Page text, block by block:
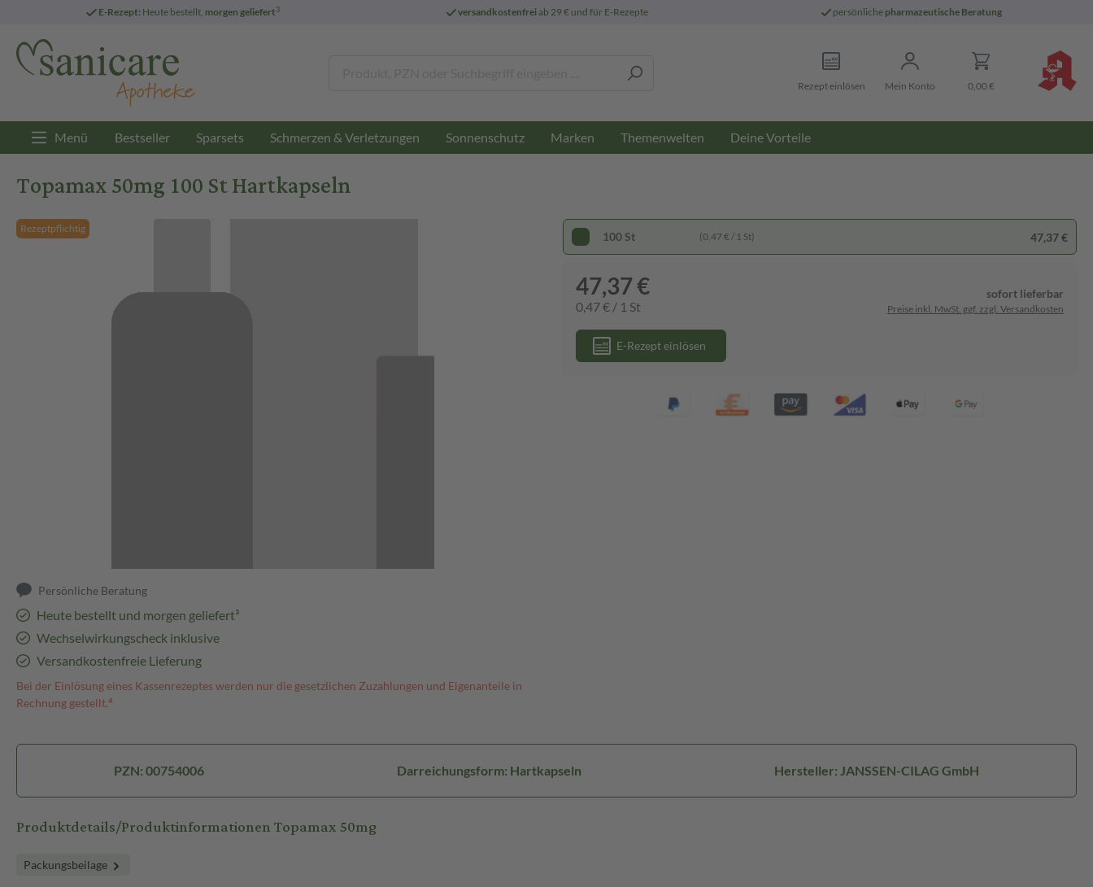
E-Rezept: Heute bestellt, morgen geliefert3 versandkostenfreiab 29 € und für E-Rezepte persönliche pharmazeutische Beratung
Rezept einlösen Mein Konto 0,00 €
Menü Bestseller Sparsets Schmerzen & Verletzungen Sonnenschutz Marken Themenwelten Deine Vorteile
Topamax 50mg 100 St Hartkapseln
Rezeptpflichtig
Persönliche Beratung
Heute bestellt und morgen geliefert³
Wechselwirkungscheck inklusive
Versandkostenfreie Lieferung
Bei der Einlösung eines Kassenrezeptes werden nur die gesetzlichen Zuzahlungen und Eigenanteile in
Rechnung gestellt.⁴
100 St (0,47 € / 1 St) 47,37 €
47,37 €
0,47 € / 1 St
sofort lieferbar
Preise inkl. MwSt. ggf. zzgl. Versandkosten
E-Rezept einlösen
PZN: 00754006 Darreichungsform: Hartkapseln Hersteller: JANSSEN-CILAG GmbH
Produktdetails/Produktinformationen Topamax 50mg
Packungsbeilage